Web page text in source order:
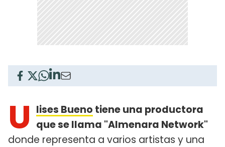
U lises Bueno tiene una productora
que se llama "Almenara Network"
donde representa a varios artistas y una